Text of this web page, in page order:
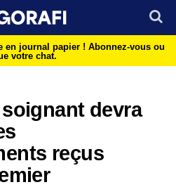
en journal papier ! Abonnez-vous ou
votre chat.
devra
reçus